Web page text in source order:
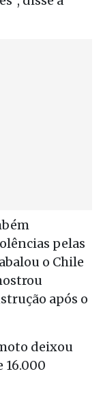
pelas
o Chile
após o
deixou
16.000